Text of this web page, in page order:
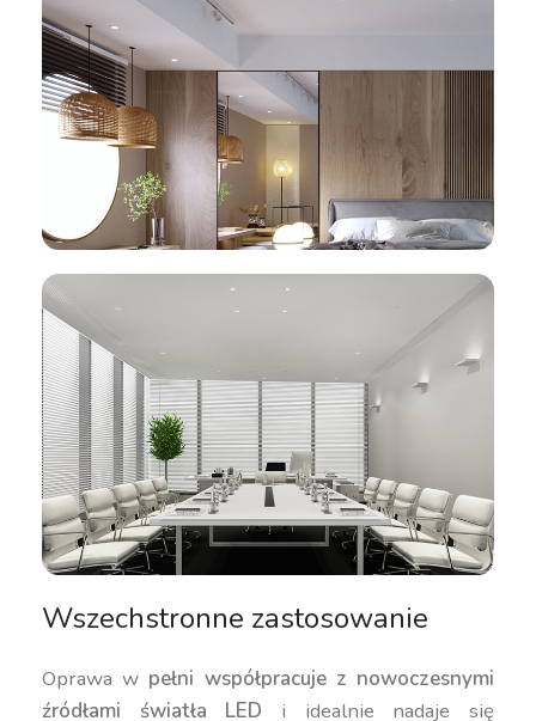
Wszechstronne zastosowanie
Oprawa w pełni współpracuje z nowoczesnymi
źródłami światła LED i idealnie nadaje się